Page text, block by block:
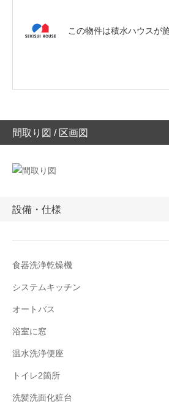
この物件は積水ハウスが
間取り図 / 区画図
設備・仕様
食器洗浄乾燥機
システムキッチン
オートバス
浴室に窓
温水洗浄便座
トイレ2箇所
洗髪洗面化粧台